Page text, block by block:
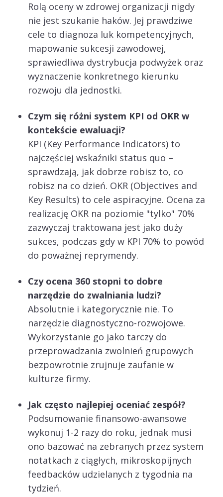
Rolą oceny w zdrowej organizacji nigdy
nie jest szukanie haków. Jej prawdziwe
cele to diagnoza luk kompetencyjnych,
mapowanie sukcesji zawodowej,
sprawiedliwa dystrybucja podwyżek oraz
wyznaczenie konkretnego kierunku
rozwoju dla jednostki.
Czym się różni system KPI od OKR w
kontekście ewaluacji?
KPI (Key Performance Indicators) to
najczęściej wskaźniki status quo –
sprawdzają, jak dobrze robisz to, co
robisz na co dzień. OKR (Objectives and
Key Results) to cele aspiracyjne. Ocena za
realizację OKR na poziomie "tylko" 70%
zazwyczaj traktowana jest jako duży
sukces, podczas gdy w KPI 70% to powód
do poważnej reprymendy.
Czy ocena 360 stopni to dobre
narzędzie do zwalniania ludzi?
Absolutnie i kategorycznie nie. To
narzędzie diagnostyczno-rozwojowe.
Wykorzystanie go jako tarczy do
przeprowadzania zwolnień grupowych
bezpowrotnie zrujnuje zaufanie w
kulturze firmy.
Jak często najlepiej oceniać zespół?
Podsumowanie finansowo-awansowe
wykonuj 1-2 razy do roku, jednak musi
ono bazować na zebranych przez system
notatkach z ciągłych, mikroskopijnych
feedbacków udzielanych z tygodnia na
tydzień.